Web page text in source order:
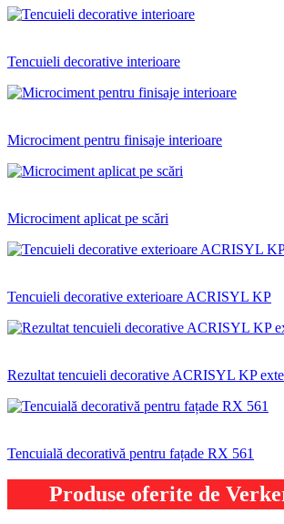
Tencuieli decorative interioare
Microciment pentru finisaje interioare
Microciment aplicat pe scări
Tencuieli decorative exterioare ACRISYL KP
Rezultat tencuieli decorative ACRISYL KP
Tencuială decorativă pentru fațade RX 561
Produse oferite de